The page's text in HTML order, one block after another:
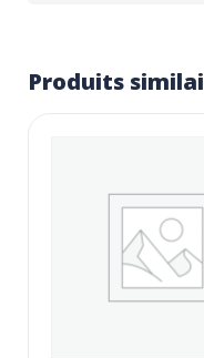
Produits